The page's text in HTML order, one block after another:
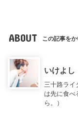
ABOUT この記事をか
いけよし
三十路ライ
は先に食べ
ら。）